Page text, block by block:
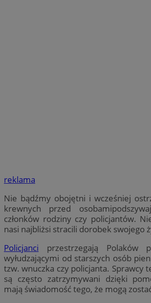
reklama
Nie bądźmy obojętni i wcześniej
krewnych przed
członków rodziny czy policjantów.
nasi najbliżsi stracili dorobek swojego
Policjanci przestrzegają Polaków
wyłudzającymi od starszych osób
tzw. wnuczka czy policjanta. Sprawcy
są często zatrzymywani dzięki
mają świadomość tego, że mogą